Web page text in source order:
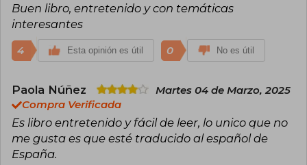
Buen libro, entretenido y con temáticas
interesantes
4 Esta opinión es útil 0 No es útil
Paola Núñez
Martes 04 de Marzo, 2025
Compra Verificada
Es libro entretenido y fácil de leer, lo unico que no
me gusta es que esté traducido al español de
España.